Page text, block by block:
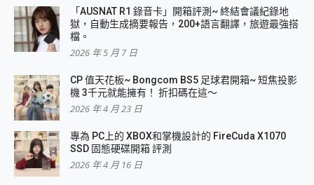
「AUSNAT R1 錄音卡」開箱評測~ 終結會議紀錄地
獄，自動生成摘要報告，200+語言翻譯，旅遊最強搭
檔。
2026 年 5 月 7 日
CP 值天花板~ Bongcom BS5 足球君開箱~ 短焦投影
機 3千元就能擁有！ 折扣碼在這～
2026 年 4 月 23 日
專為 PC上的 XBOX和掌機設計的 FireCuda X1070
SSD 固態硬碟開箱 評測
2026 年 4 月 16 日